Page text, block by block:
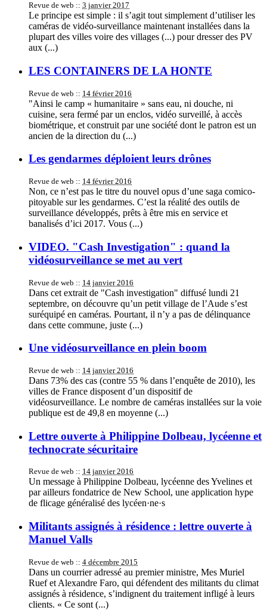
Revue de web :: 3 janvier 2017
Le principe est simple : il s’agit tout simplement d’utiliser les
caméras de vidéo-surveillance maintenant installées dans la
plupart des villes voire des villages (...) pour dresser des PV
aux (...)
LES CONTAINERS DE LA HONTE
Revue de web :: 14 février 2016
"Ainsi le camp « humanitaire » sans eau, ni douche, ni
cuisine, sera fermé par un enclos, vidéo surveillé, à accès
biométrique, et construit par une société dont le patron est un
ancien de la direction du (...)
Les gendarmes déploient leurs drônes
Revue de web :: 14 février 2016
Non, ce n’est pas le titre du nouvel opus d’une saga comico-
pitoyable sur les gendarmes. C’est la réalité des outils de
surveillance développés, prêts à être mis en service et
banalisés d’ici 2017. Vous (...)
VIDEO. "Cash Investigation" : quand la
vidéosurveillance se met au vert
Revue de web :: 14 janvier 2016
Dans cet extrait de "Cash investigation" diffusé lundi 21
septembre, on découvre qu’un petit village de l’Aude s’est
suréquipé en caméras. Pourtant, il n’y a pas de délinquance
dans cette commune, juste (...)
Une vidéosurveillance en plein boom
Revue de web :: 14 janvier 2016
Dans 73% des cas (contre 55 % dans l’enquête de 2010), les
villes de France disposent d’un dispositif de
vidéosurveillance. Le nombre de caméras installées sur la voie
publique est de 49,8 en moyenne (...)
Lettre ouverte à Philippine Dolbeau, lycéenne et
technocrate sécuritaire
Revue de web :: 14 janvier 2016
Un message à Philippine Dolbeau, lycéenne des Yvelines et
par ailleurs fondatrice de New School, une application hype
de flicage généralisé des lycéen·ne·s
Militants assignés à résidence : lettre ouverte à
Manuel Valls
Revue de web :: 4 décembre 2015
Dans un courrier adressé au premier ministre, Mes Muriel
Ruef et Alexandre Faro, qui défendent des militants du climat
assignés à résidence, s’indignent du traitement infligé à leurs
clients. « Ce sont (...)